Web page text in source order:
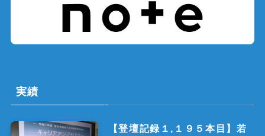
実績
【登壇記録１,１９５本目】若